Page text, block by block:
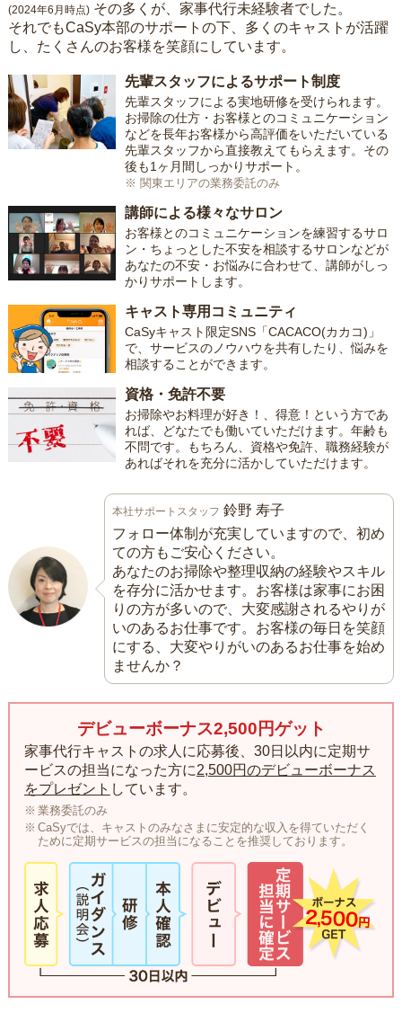
(2024年6月時点) その多くが、家事代行未経験者でした。
それでもCaSy本部のサポートの下、多くのキャストが活躍
し、たくさんのお客様を笑顔にしています。
先輩スタッフによるサポート制度
先輩スタッフによる実地研修を受けられます。
お掃除の仕方・お客様とのコミュニケーション
などを長年お客様から高評価をいただいている
先輩スタッフから直接教えてもらえます。その
後も1ヶ月間しっかりサポート。
※ 関東エリアの業務委託のみ
講師による様々なサロン
お客様とのコミュニケーションを練習するサロ
ン・ちょっとした不安を相談するサロンなどが
あなたの不安・お悩みに合わせて、講師がしっ
かりサポートします。
キャスト専用コミュニティ
CaSyキャスト限定SNS「CACACO(カカコ)」
で、サービスのノウハウを共有したり、悩みを
相談することができます。
資格・免許不要
お掃除やお料理が好き！、得意！という方であ
れば、どなたでも働いていただけます。年齢も
不問です。もちろん、資格や免許、職務経験が
あればそれを充分に活かしていただけます。
本社サポートスタッフ 鈴野 寿子
フォロー体制が充実していますので、初め
ての方もご安心ください。
あなたのお掃除や整理収納の経験やスキル
を存分に活かせます。お客様は家事にお困
りの方が多いので、大変感謝されるやりが
いのあるお仕事です。お客様の毎日を笑顔
にする、大変やりがいのあるお仕事を始め
ませんか？
デビューボーナス2,500円ゲット
家事代行キャストの求人に応募後、30日以内に定期サ
ービスの担当になった方に2,500円のデビューボーナス
をプレゼント しています。
業務委託のみ
CaSyでは、キャストのみなさまに安定的な収入を得ていただく
ために定期サービスの担当になることを推奨しております。